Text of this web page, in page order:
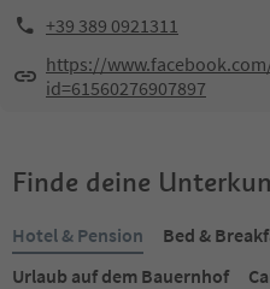
+39 389 0921311
https://
id=61560276907897
Finde deine
Hotel & Pension
Bed &
Urlaub auf dem Bauernhof